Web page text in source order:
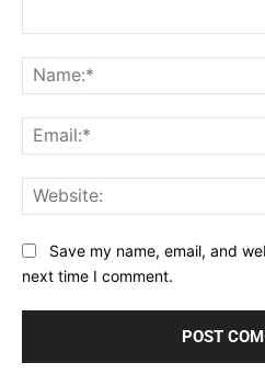
Save my name, email, and
next time I comment.